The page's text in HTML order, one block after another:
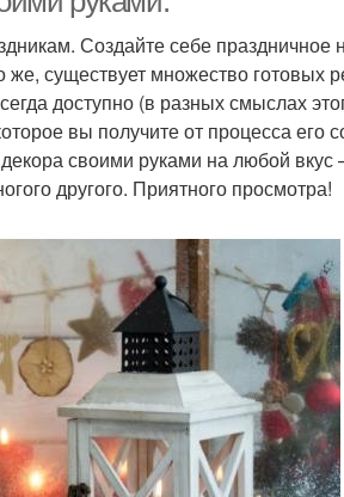
Создайте себе праздничное
существует множество готовых
доступно (в разных смыслах
вы получите от процесса его
своими руками на любой вкус
другого. Приятного просмотра!